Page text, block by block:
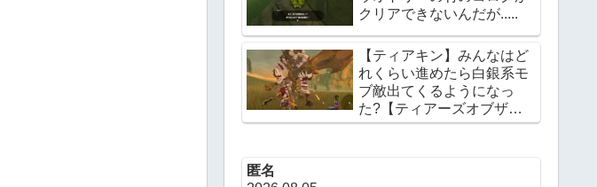
クリアできないんだが.....
【ティアキン】みんなはど
れくらい進めたら白銀系モ
ブ敵出てくるようになっ
た?【ティアーズオブザキ
ングダム】
匿名